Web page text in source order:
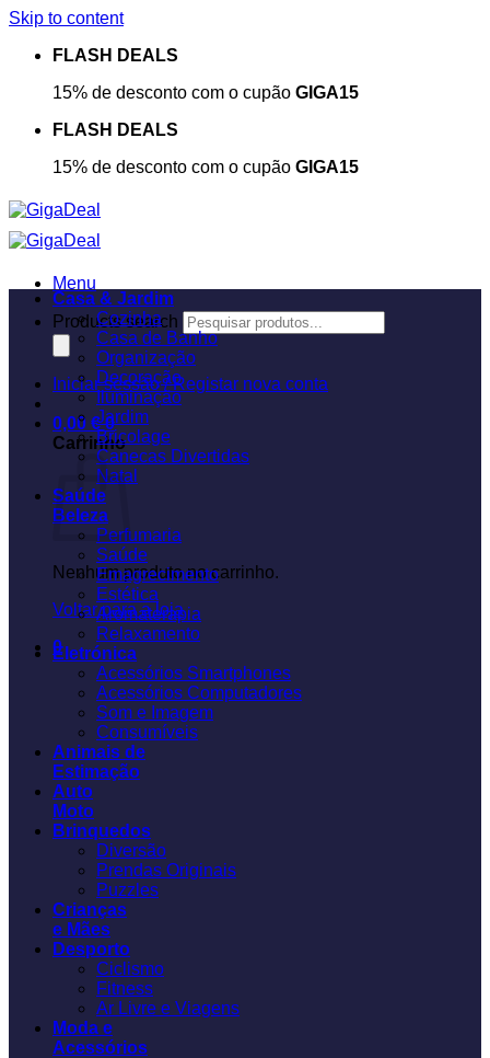
Skip to content
FLASH DEALS
15% de desconto com o cupão GIGA15
FLASH DEALS
15% de desconto com o cupão GIGA15
Menu
Products search
Iniciar sessão / Registar nova conta
0,00 € 0
Carrinho
Nenhum produto no carrinho.
Voltar para a loja
0
Casa & Jardim
Cozinha
Casa de Banho
Organização
Decoração
Iluminação
Jardim
Bricolage
Canecas Divertidas
Natal
Saúde
Beleza
Perfumaria
Saúde
Emagrecimento
Estética
Aromaterapia
Relaxamento
Eletrónica
Acessórios Smartphones
Acessórios Computadores
Som e Imagem
Consumíveis
Animais de
Estimação
Auto
Moto
Brinquedos
Diversão
Prendas Originais
Puzzles
Crianças
e Mães
Desporto
Ciclismo
Fitness
Ar Livre e Viagens
Moda e
Acessórios